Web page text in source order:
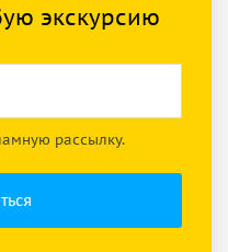
экскурсию
рассылку.